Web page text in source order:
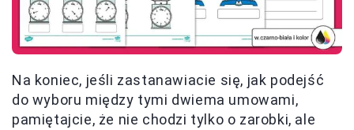
Na koniec, jeśli zastanawiacie się, jak podejść
do wyboru między tymi dwiema umowami,
pamiętajcie, że nie chodzi tylko o zarobki, ale